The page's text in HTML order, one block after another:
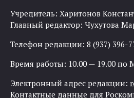
Учредитель: Харитонов
Главный редактор: Чухутова
Телефон редакции: 8 (937) 396-
Время работы: 10.00 — 19.00 по
Электронный адрес редакции:
Контактные данные для